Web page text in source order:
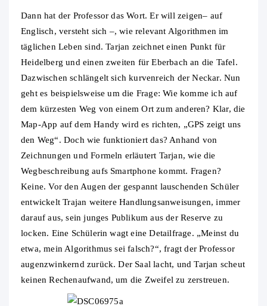
Dann hat der Professor das Wort. Er will zeigen– auf
Englisch, versteht sich –, wie relevant Algorithmen im
täglichen Leben sind. Tarjan zeichnet einen Punkt für
Heidelberg und einen zweiten für Eberbach an die Tafel.
Dazwischen schlängelt sich kurvenreich der Neckar. Nun
geht es beispielsweise um die Frage: Wie komme ich auf
dem kürzesten Weg von einem Ort zum anderen? Klar, die
Map-App auf dem Handy wird es richten, „GPS zeigt uns
den Weg“. Doch wie funktioniert das? Anhand von
Zeichnungen und Formeln erläutert Tarjan, wie die
Wegbeschreibung aufs Smartphone kommt. Fragen?
Keine. Vor den Augen der gespannt lauschenden Schüler
entwickelt Trajan weitere Handlungsanweisungen, immer
darauf aus, sein junges Publikum aus der Reserve zu
locken. Eine Schülerin wagt eine Detailfrage. „Meinst du
etwa, mein Algorithmus sei falsch?“, fragt der Professor
augenzwinkernd zurück. Der Saal lacht, und Tarjan scheut
keinen Rechenaufwand, um die Zweifel zu zerstreuen.